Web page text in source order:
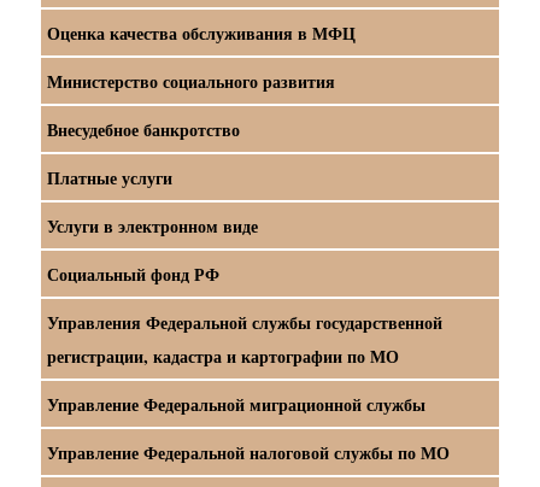
Оценка качества обслуживания в МФЦ
Министерство социального развития
Внесудебное банкротство
Платные услуги
Услуги в электронном виде
Социальный фонд РФ
Управления Федеральной службы государственной
регистрации, кадастра и картографии по МО
Управление Федеральной миграционной службы
Управление Федеральной налоговой службы по МО